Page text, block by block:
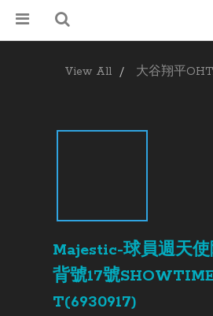
View All 大谷翔平
Majestic-球員週天
背號17號
T(6930917)